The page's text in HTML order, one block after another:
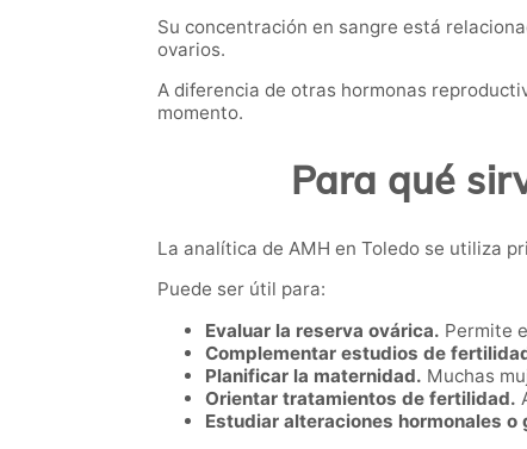
Su concentración en sangre está
ovarios.
A diferencia de otras hormonas
momento.
Para qué
La analítica de AMH en Toledo se utiliza
Puede ser útil para:
Evaluar la reserva ovárica. Permite
Complementar estudios de
Planificar la maternidad. Muchas
Orientar tratamientos de fertilidad.
Estudiar alteraciones hormonales o